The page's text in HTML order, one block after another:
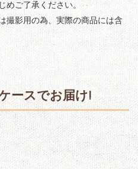
めご了承ください。
撮影用の為、実際の商品には含
ースでお届け!